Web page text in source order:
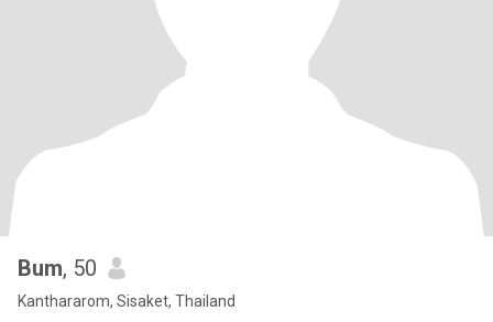
Bum, 50
Kanthararom, Sisaket, Thailand